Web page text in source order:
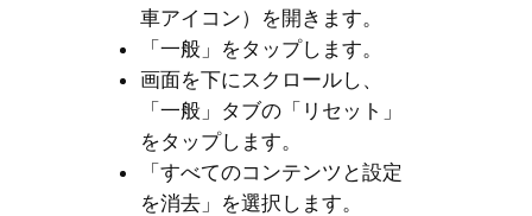
車アイコン）を開きます。
「一般」をタップします。
画面を下にスクロールし、
「一般」タブの「リセット」
をタップします。
「すべてのコンテンツと設定
を消去」を選択します。